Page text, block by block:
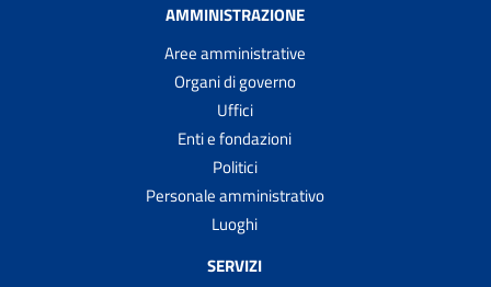
AMMINISTRAZIONE
Aree amministrative
Organi di governo
Uffici
Enti e fondazioni
Politici
Personale amministrativo
Luoghi
SERVIZI